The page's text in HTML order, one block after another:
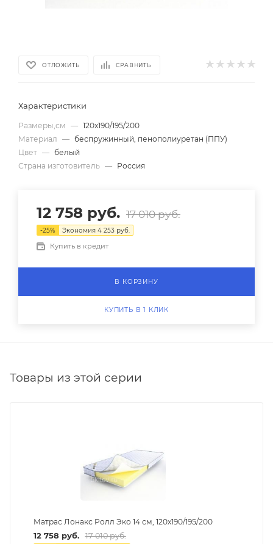
ОТЛОЖИТЬ СРАВНИТЬ
Характеристики
Размеры,см — 120х190/195/200
Материал — беспружинный, пенополиуретан (ППУ)
Цвет — белый
Страна изготовитель — Россия
12 758 руб. 17 010руб.
-25% Экономия 4 253 руб.
Купить в кредит
В КОРЗИНУ
КУПИТЬ В 1 КЛИК
Товары из этой серии
Матрас Лонакс Ролл Эко 14 см, 120х190/195/200
12 758 руб. 17 010руб.